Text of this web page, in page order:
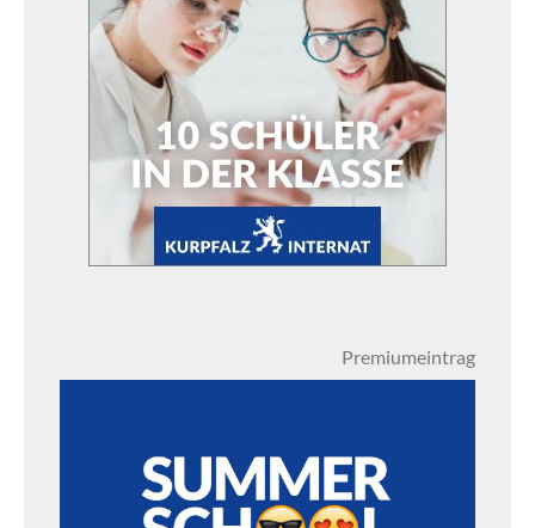
Premiumeintrag